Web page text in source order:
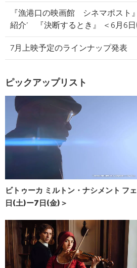
『漁港口の映画館 シネマポスト
紹介’ 『決断するとき』 ＜6月6日
7月上映予定のラインナップ発表
ピックアップリスト
ビトゥーカ ミルトン・ナシメント フ
日(土)ー7日(金)＞